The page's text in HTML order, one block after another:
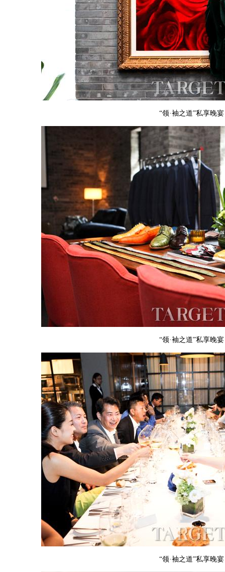
“领·袖之道”私享晚宴
“领·袖之道”私享晚宴
“领·袖之道”私享晚宴